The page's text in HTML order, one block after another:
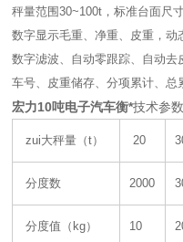
秤量范围30~100t，标准台面尺
数字显示毛重、净重、皮重，动
数字滤波、自动零跟踪、自动去
车号、皮重储存、分项累计、总
宏力10吨电子汽车衡*技术参数
zui大秤量（t） 20
分度数 2000
分度值（kg） 10